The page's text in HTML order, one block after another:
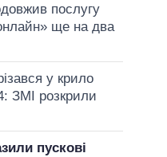
послугу
ще на два
у крило
ЗМІ розкрили
пускові